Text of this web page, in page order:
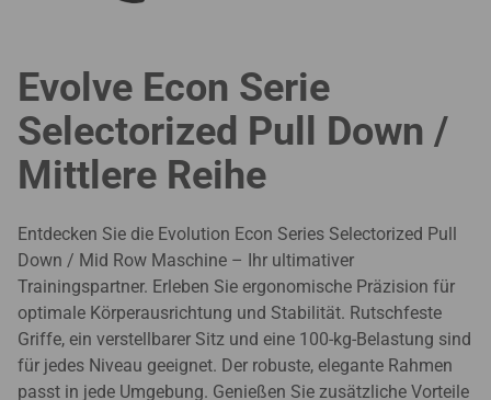
Evolve Econ Serie
Selectorized Pull Down /
Mittlere Reihe
Entdecken Sie die Evolution Econ Series Selectorized Pull
Down / Mid Row Maschine – Ihr ultimativer
Trainingspartner. Erleben Sie ergonomische Präzision für
optimale Körperausrichtung und Stabilität. Rutschfeste
Griffe, ein verstellbarer Sitz und eine 100-kg-Belastung sind
für jedes Niveau geeignet. Der robuste, elegante Rahmen
passt in jede Umgebung. Genießen Sie zusätzliche Vorteile